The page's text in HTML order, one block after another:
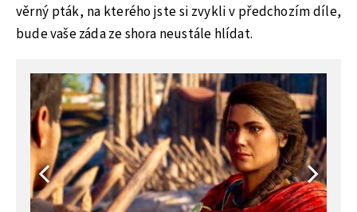
věrný pták, na kterého jste si zvykli v předchozím díle,
bude vaše záda ze shora neustále hlídat.